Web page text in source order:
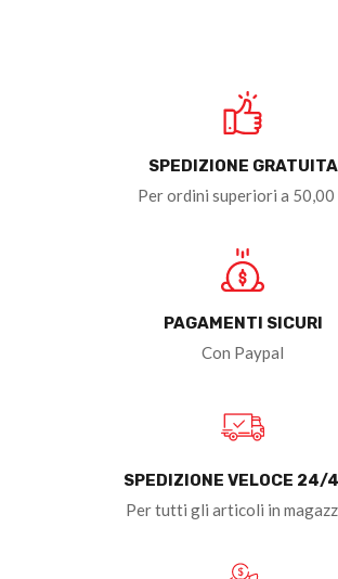
SPEDIZIONE GRATUITA
Per ordini superiori a 50,00
PAGAMENTI SICURI
Con Paypal
SPEDIZIONE VELOCE 24/
Per tutti gli articoli in